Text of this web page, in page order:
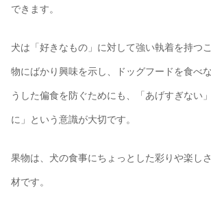
できます。
犬は「好きなもの」に対して強い執着を持つ
物にばかり興味を示し、ドッグフードを食べ
うした偏食を防ぐためにも、「あげすぎない
に」という意識が大切です。
果物は、犬の食事にちょっとした彩りや楽し
材です。